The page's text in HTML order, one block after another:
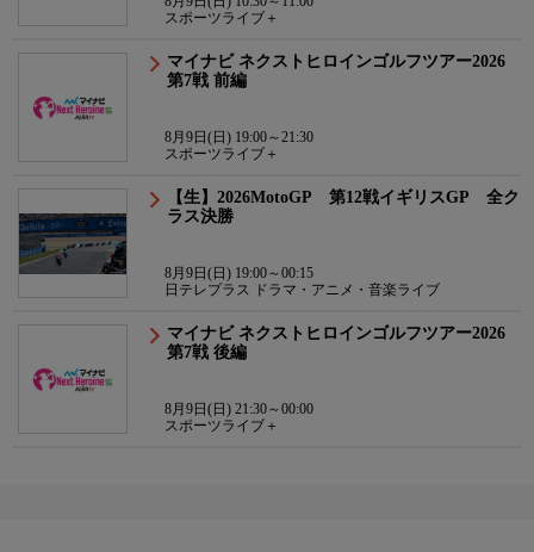
スポーツライブ＋
マイナビ ネクストヒロインゴルフツアー2026
第7戦 前編
8月9日(日) 19:00～21:30
スポーツライブ＋
【生】2026MotoGP 第12戦イギリスGP 全ク
ラス決勝
8月9日(日) 19:00～00:15
日テレプラス ドラマ・アニメ・音楽ライブ
マイナビ ネクストヒロインゴルフツアー2026
第7戦 後編
8月9日(日) 21:30～00:00
スポーツライブ＋